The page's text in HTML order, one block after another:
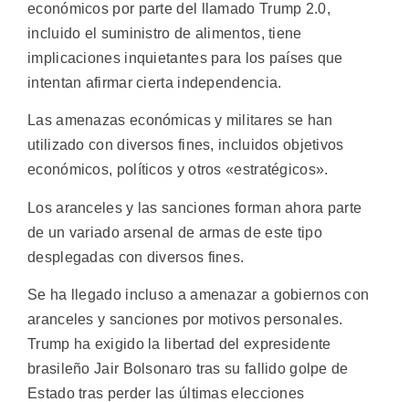
económicos por parte del llamado Trump 2.0,
incluido el suministro de alimentos, tiene
implicaciones inquietantes para los países que
intentan afirmar cierta independencia.
Las amenazas económicas y militares se han
utilizado con diversos fines, incluidos objetivos
económicos, políticos y otros «estratégicos».
Los aranceles y las sanciones forman ahora parte
de un variado arsenal de armas de este tipo
desplegadas con diversos fines.
Se ha llegado incluso a amenazar a gobiernos con
aranceles y sanciones por motivos personales.
Trump ha exigido la libertad del expresidente
brasileño Jair Bolsonaro tras su fallido golpe de
Estado tras perder las últimas elecciones